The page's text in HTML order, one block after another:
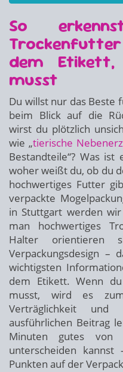
So
dem
musst
Du willst nur das Beste
beim Blick auf die
wirst du plötzlich
wie „tierische
Bestandteile“? Was ist
woher weißt du, ob du
hochwertiges Futter
verpackte
in Stuttgart werden
man hochwertiges
Halter orientieren
Verpackungsdesign –
wichtigsten
dem Etikett. Wenn
musst, wird es
Verträglichkeit und
ausführlichen Beitrag
Minuten gutes von
unterscheiden
Punkten auf der